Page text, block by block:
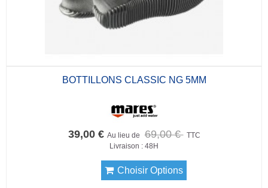
BOTTILLONS CLASSIC NG 5MM
39,00 € Au lieu de 69,00 € TTC
Livraison : 48H
Choisir Options